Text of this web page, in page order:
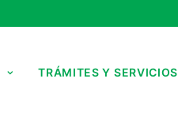
TRÁMITES Y SERVICIOS